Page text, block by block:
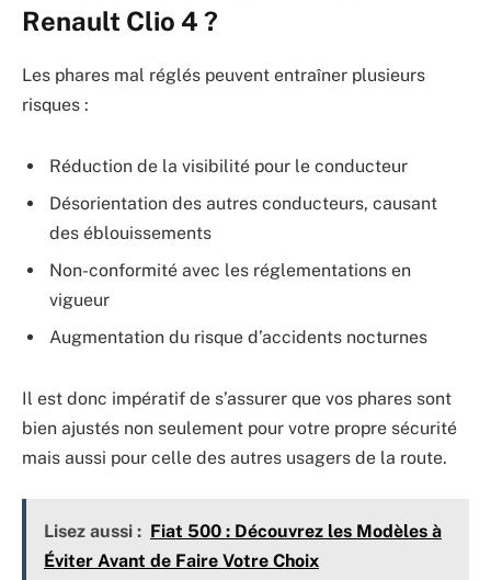
Renault Clio 4 ?
Les phares mal réglés peuvent entraîner plusieurs
risques :
Réduction de la visibilité pour le conducteur
Désorientation des autres conducteurs, causant
des éblouissements
Non-conformité avec les réglementations en
vigueur
Augmentation du risque d’accidents nocturnes
Il est donc impératif de s’assurer que vos phares sont
bien ajustés non seulement pour votre propre sécurité
mais aussi pour celle des autres usagers de la route.
Lisez aussi : Fiat 500 : Découvrez les Modèles à
Éviter Avant de Faire Votre Choix